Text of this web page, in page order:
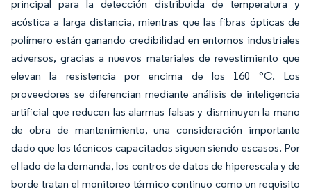
principal para la detección distribuida de temperatura y
acústica a larga distancia, mientras que las fibras ópticas de
polímero están ganando credibilidad en entornos industriales
adversos, gracias a nuevos materiales de revestimiento que
elevan la resistencia por encima de los 160 °C. Los
proveedores se diferencian mediante análisis de inteligencia
artificial que reducen las alarmas falsas y disminuyen la mano
de obra de mantenimiento, una consideración importante
dado que los técnicos capacitados siguen siendo escasos. Por
el lado de la demanda, los centros de datos de hiperescala y de
borde tratan el monitoreo térmico continuo como un requisito